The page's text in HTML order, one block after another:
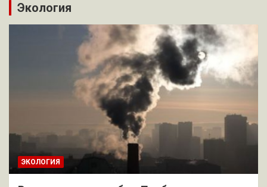
Экология
ЭКОЛОГИЯ